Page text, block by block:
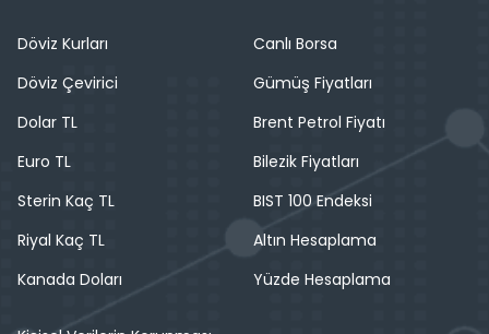
Döviz Kurları
Döviz Çevirici
Dolar TL
Euro TL
Sterin Kaç TL
Riyal Kaç TL
Kanada Doları
Canlı Borsa
Gümüş Fiyatları
Brent Petrol Fiyatı
Bilezik Fiyatları
BIST 100 Endeksi
Altın Hesaplama
Yüzde Hesaplama